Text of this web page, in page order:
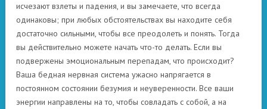
исчезают взлеты и падения, и вы замечаете, что всегда
одинаковы; при любых обстоятельствах вы находите себя
достаточно сильными, чтобы все преодолеть и понять. Тогда
вы действительно можете начать что-то делать. Если вы
подвержены эмоциональным перепадам, что происходит?
Ваша бедная нервная система ужасно напрягается в
постоянном состоянии безумия и неуверенности. Все ваши
энергии направлены на то, чтобы совладать с собой, а на